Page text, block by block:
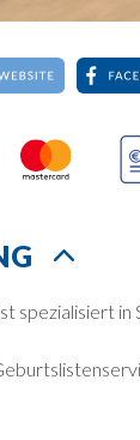
spezialisiert in